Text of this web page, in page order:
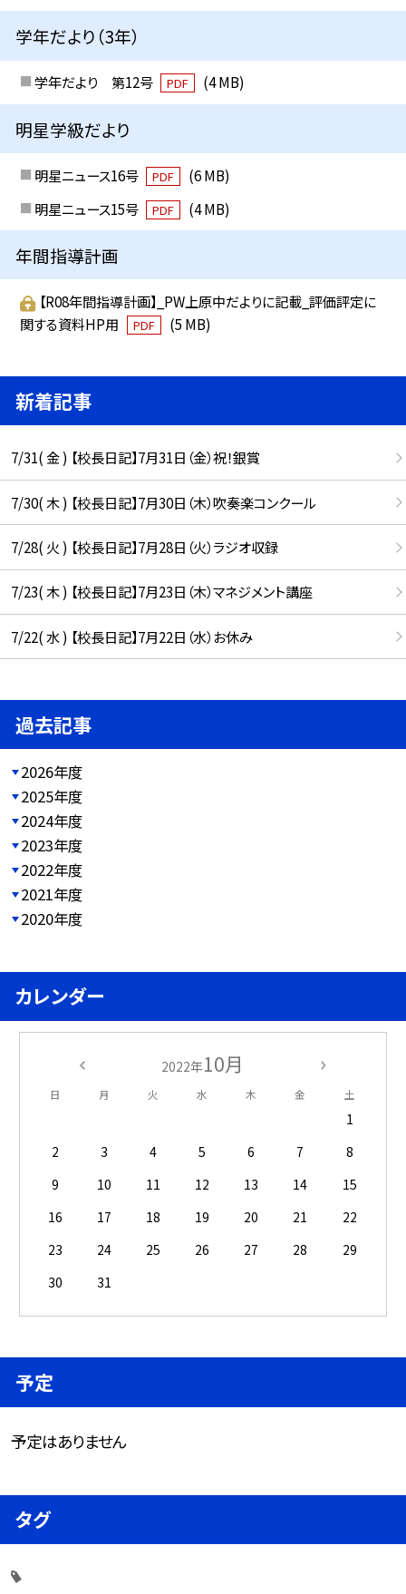
学年だより（3年）
学年だより 第12号 PDF (4 MB)
明星学級だより
明星ニュース16号 PDF
(6 MB)
明星ニュース15号
PDF (4 MB)
年間指導計画
【R08年間指導計画】_PW上原中だよりに記載_評価評定に
関する資料HP用
PDF (5 MB)
新着記事
7/31( 金 ) 【校長日記】7月31日（金）祝！銀賞
7/30( 木 ) 【校長日記】7月30日（木）吹奏楽コンクール
7/28( 火 ) 【校長日記】7月28日（火）ラジオ収録
7/23( 木 ) 【校長日記】7月23日（木）マネジメント講座
7/22( 水 ) 【校長日記】7月22日（水）お休み
過去記事
2026年度
2025年度
2024年度
2023年度
2022年度
2021年度
2020年度
カレンダー
2022年10月
日 月 火 水 木 金 土
1
2
3 4 5 6 7
8
9
10 11 12 13 14
15
16
17 18 19 20 21
22
23
24 25 26 27 28
29
30
31
予定
予定はありません
タグ